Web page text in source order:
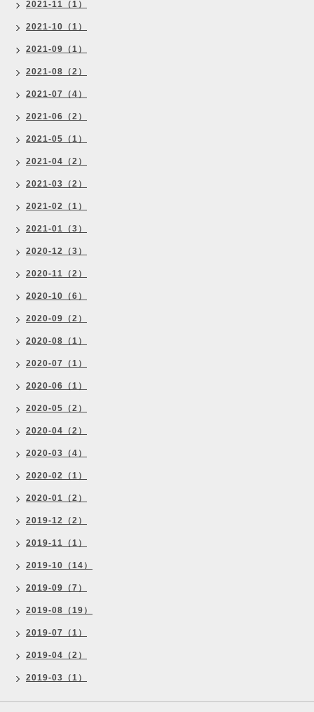
2021-11（1）
2021-10（1）
2021-09（1）
2021-08（2）
2021-07（4）
2021-06（2）
2021-05（1）
2021-04（2）
2021-03（2）
2021-02（1）
2021-01（3）
2020-12（3）
2020-11（2）
2020-10（6）
2020-09（2）
2020-08（1）
2020-07（1）
2020-06（1）
2020-05（2）
2020-04（2）
2020-03（4）
2020-02（1）
2020-01（2）
2019-12（2）
2019-11（1）
2019-10（14）
2019-09（7）
2019-08（19）
2019-07（1）
2019-04（2）
2019-03（1）